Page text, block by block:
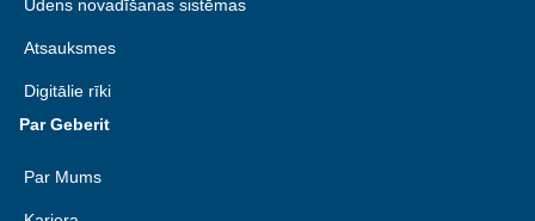
Ūdens novadīšanas sistēmas
Atsauksmes
Digitālie rīki
Par Geberit
Par Mums